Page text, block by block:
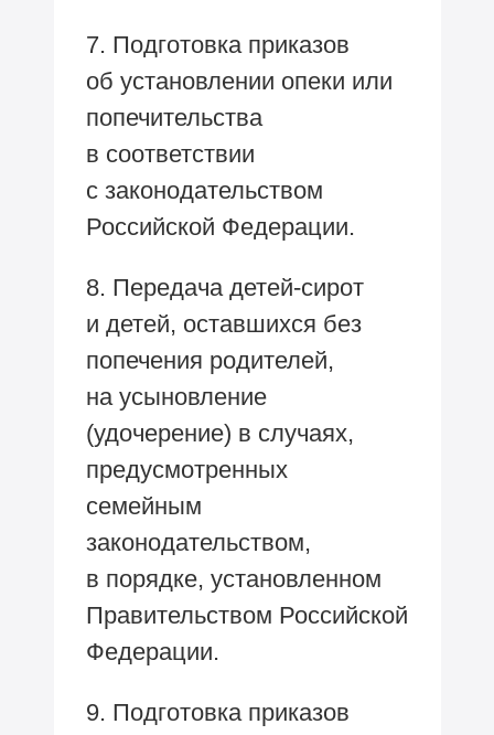
7. Подготовка приказов
об установлении опеки или
попечительства
в соответствии
с законодательством
Российской Федерации.
8. Передача детей-сирот
и детей, оставшихся без
попечения родителей,
на усыновление
(удочерение) в случаях,
предусмотренных
семейным
законодательством,
в порядке, установленном
Правительством Российской
Федерации.
9. Подготовка приказов